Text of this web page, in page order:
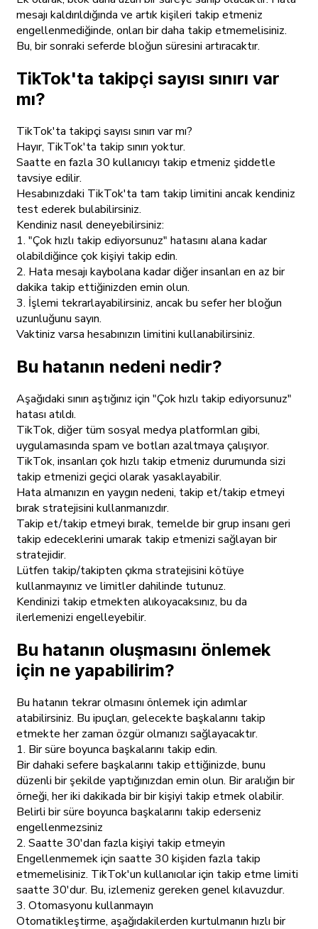
mesajı kaldırıldığında ve artık kişileri takip etmeniz
engellenmediğinde, onları bir daha takip etmemelisiniz.
Bu, bir sonraki seferde bloğun süresini artıracaktır.
TikTok'ta takipçi sayısı sınırı var
mı?
TikTok'ta takipçi sayısı sınırı var mı?
Hayır, TikTok'ta takip sınırı yoktur.
Saatte en fazla 30 kullanıcıyı takip etmeniz şiddetle
tavsiye edilir.
Hesabınızdaki TikTok'ta tam takip limitini ancak kendiniz
test ederek bulabilirsiniz.
Kendiniz nasıl deneyebilirsiniz:
1. "Çok hızlı takip ediyorsunuz" hatasını alana kadar
olabildiğince çok kişiyi takip edin.
2. Hata mesajı kaybolana kadar diğer insanları en az bir
dakika takip ettiğinizden emin olun.
3. İşlemi tekrarlayabilirsiniz, ancak bu sefer her bloğun
uzunluğunu sayın.
Vaktiniz varsa hesabınızın limitini kullanabilirsiniz.
Bu hatanın nedeni nedir?
Aşağıdaki sınırı aştığınız için "Çok hızlı takip ediyorsunuz"
hatası atıldı.
TikTok, diğer tüm sosyal medya platformları gibi,
uygulamasında spam ve botları azaltmaya çalışıyor.
TikTok, insanları çok hızlı takip etmeniz durumunda sizi
takip etmenizi geçici olarak yasaklayabilir.
Hata almanızın en yaygın nedeni, takip et/takip etmeyi
bırak stratejisini kullanmanızdır.
Takip et/takip etmeyi bırak, temelde bir grup insanı geri
takip edeceklerini umarak takip etmenizi sağlayan bir
stratejidir.
Lütfen takip/takipten çıkma stratejisini kötüye
kullanmayınız ve limitler dahilinde tutunuz.
Kendinizi takip etmekten alıkoyacaksınız, bu da
ilerlemenizi engelleyebilir.
Bu hatanın oluşmasını önlemek
için ne yapabilirim?
Bu hatanın tekrar olmasını önlemek için adımlar
atabilirsiniz. Bu ipuçları, gelecekte başkalarını takip
etmekte her zaman özgür olmanızı sağlayacaktır.
1. Bir süre boyunca başkalarını takip edin.
Bir dahaki sefere başkalarını takip ettiğinizde, bunu
düzenli bir şekilde yaptığınızdan emin olun. Bir aralığın bir
örneği, her iki dakikada bir bir kişiyi takip etmek olabilir.
Belirli bir süre boyunca başkalarını takip ederseniz
engellenmezsiniz
2. Saatte 30'dan fazla kişiyi takip etmeyin
Engellenmemek için saatte 30 kişiden fazla takip
etmemelisiniz. TikTok'un kullanıcılar için takip etme limiti
saatte 30'dur. Bu, izlemeniz gereken genel kılavuzdur.
3. Otomasyonu kullanmayın
Otomatikleştirme, aşağıdakilerden kurtulmanın hızlı bir